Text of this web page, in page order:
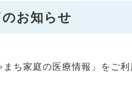
お知らせ
ち家庭の医療情報」をご